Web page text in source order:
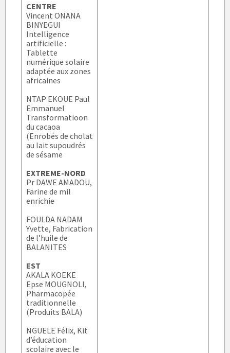
CENTRE
Vincent ONANA
BINYEGUI
Intelligence
artificielle :
Tablette
numérique solaire
adaptée aux zones
africaines
NTAP EKOUE Paul
Emmanuel
Transformatioon
du cacaoa
(Enrobés de cholat
au lait supoudrés
de sésame
EXTREME-NORD
Pr DAWE AMADOU,
Farine de mil
enrichie
FOULDA NADAM
Yvette, Fabrication
de l’huile de
BALANITES
EST
AKALA KOEKE
Epse MOUGNOLI,
Pharmacopée
traditionnelle
(Produits BALA)
NGUELE Félix, Kit
d’éducation
scolaire avec le